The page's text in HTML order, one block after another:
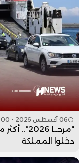
06 أغسطس 2026 - 18:00
دخلوا المملكة